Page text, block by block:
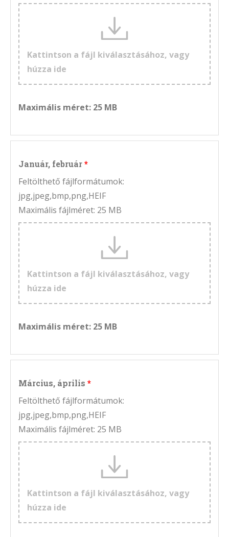
Kattintson a fájl kiválasztásához, vagy
húzza ide
Maximális méret: 25 MB
Január, február
Feltölthető fájlformátumok:
jpg,jpeg,bmp,png,HEIF
Maximális fájlméret: 25 MB
Kattintson a fájl kiválasztásához, vagy
húzza ide
Maximális méret: 25 MB
Március, április
Feltölthető fájlformátumok:
jpg,jpeg,bmp,png,HEIF
Maximális fájlméret: 25 MB
Kattintson a fájl kiválasztásához, vagy
húzza ide